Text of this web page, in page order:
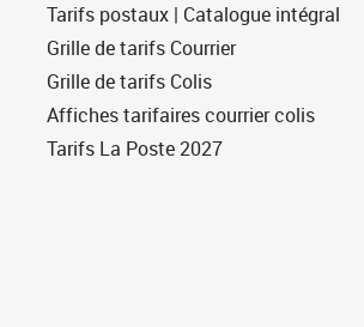
Tarifs postaux | Catalogue intégral
Grille de tarifs Courrier
Grille de tarifs Colis
Affiches tarifaires courrier colis
Tarifs La Poste 2027